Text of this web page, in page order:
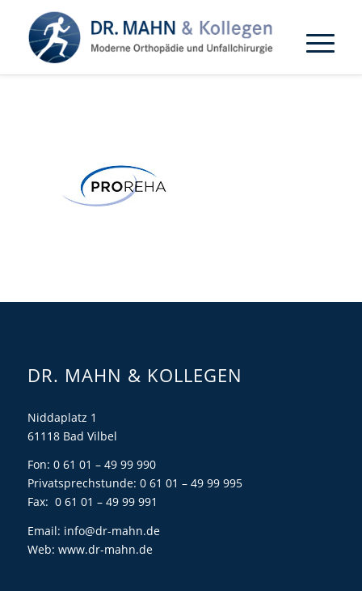
DR. MAHN & KOLLEGEN
Niddaplatz 1
61118 Bad Vilbel
Fon: 0 61 01 – 49 99 990
Privatsprechstunde: 0 61 01 – 49 99 995
Fax: 0 61 01 – 49 99 991
Email: info@dr-mahn.de
Web: www.dr-mahn.de